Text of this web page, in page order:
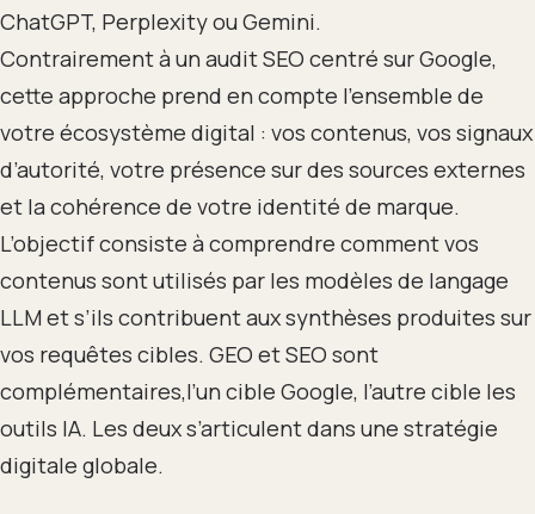
ChatGPT, Perplexity ou Gemini.
Contrairement à un audit SEO centré sur Google,
cette approche prend en compte l’ensemble de
votre écosystème digital : vos contenus, vos signaux
d’autorité, votre présence sur des sources externes
et la cohérence de votre identité de marque.
L’objectif consiste à comprendre comment vos
contenus sont utilisés par les modèles de langage
LLM et s’ils contribuent aux synthèses produites sur
vos requêtes cibles. GEO et SEO sont
complémentaires,l’un cible Google, l’autre cible les
outils IA. Les deux s’articulent dans une stratégie
digitale globale.